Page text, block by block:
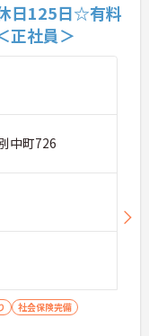
日125日☆有料
正社員＞
中町726
社会保険完備